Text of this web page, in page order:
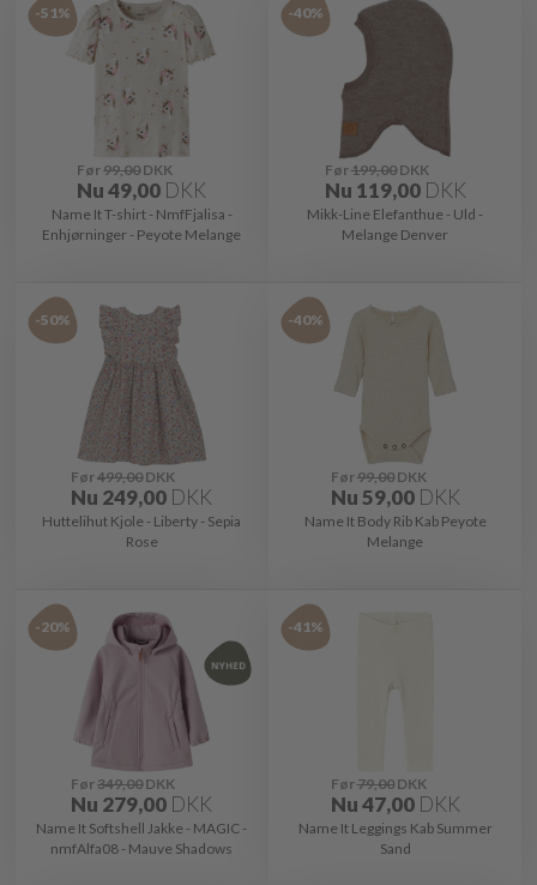
-51%
Før99,00DKK
Nu49,00 DKK
Name It T-shirt - NmfFjalisa -
Enhjørninger - Peyote Melange
-40%
Før199,00DKK
Nu 119,00 DKK
Mikk-Line Elefanthue - Uld -
Melange Denver
-50%
Før499,00DKK
Nu 249,00 DKK
Huttelihut Kjole - Liberty - Sepia
Rose
-40%
Før99,00DKK
Nu59,00 DKK
Name It Body Rib Kab Peyote
Melange
-20%
Før349,00DKK
Nu 279,00 DKK
Name It Softshell Jakke - MAGIC -
nmfAlfa08 - Mauve Shadows
-41%
Før79,00DKK
Nu47,00 DKK
Name It Leggings Kab Summer
Sand